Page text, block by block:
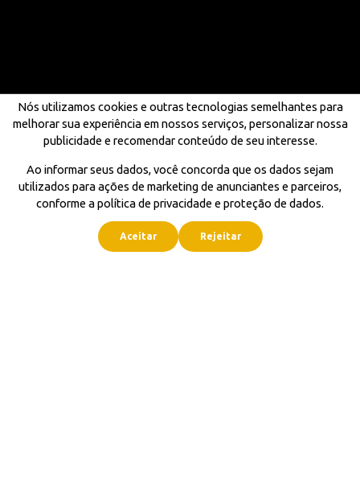
Nós utilizamos cookies e outras tecnologias semelhantes para
melhorar sua experiência em nossos serviços, personalizar nossa
publicidade e recomendar conteúdo de seu interesse.
Ao informar seus dados, você concorda que os dados sejam
utilizados para ações de marketing de anunciantes e parceiros,
conforme a política de privacidade e proteção de dados.
Aceitar Rejeitar